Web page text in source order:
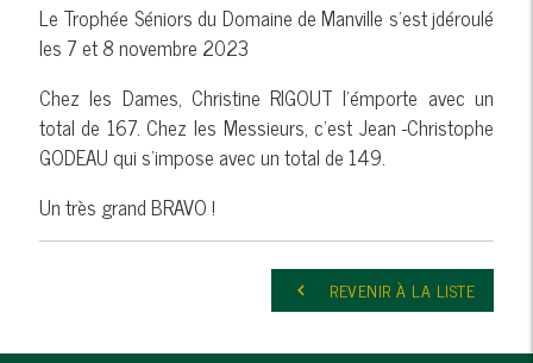
Le Trophée Séniors du Domaine de Manville s'est jdéroulé
les 7 et 8 novembre 2023
Chez les Dames, Christine RIGOUT l'émporte avec un
total de 167. Chez les Messieurs, c'est Jean -Christophe
GODEAU qui s'impose avec un total de 149.
Un très grand BRAVO !
keyboard_arrow_left REVENIR À LA LISTE